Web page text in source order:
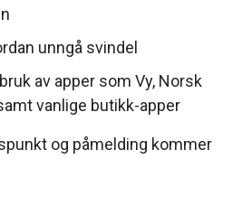
unngå svindel
av apper som Vy, Norsk
vanlige butikk-apper
og påmelding kommer